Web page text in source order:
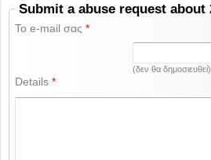
Submit a abuse request about
Το e-mail σας*
(δεν θα δημοσιευθεί)
Details*